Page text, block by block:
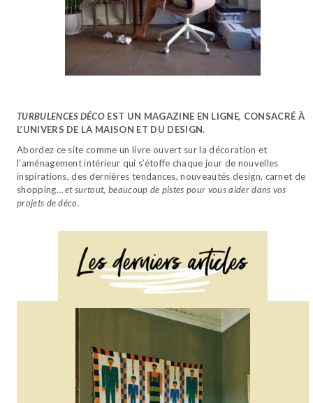
TURBULENCES DÉCO EST UN MAGAZINE EN LIGNE, CONSACRÉ À
L’UNIVERS DE LA MAISON ET DU DESIGN.
Abordez ce site comme un livre ouvert sur la décoration et
l’aménagement intérieur qui s’étoffe chaque jour de nouvelles
inspirations, des dernières tendances, nouveautés design, carnet de
shopping…et surtout, beaucoup de pistes pour vous aider dans vos
projets de déco.